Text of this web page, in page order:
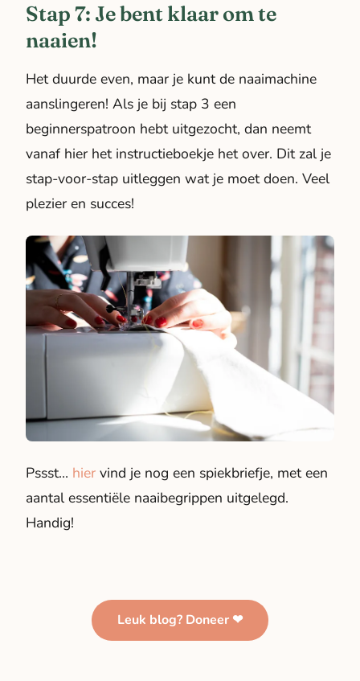
Stap 7: Je bent klaar om te
naaien!
Het duurde even, maar je kunt de naaimachine
aanslingeren! Als je bij stap 3 een
beginnerspatroon hebt uitgezocht, dan neemt
vanaf hier het instructieboekje het over. Dit zal je
stap-voor-stap uitleggen wat je moet doen. Veel
plezier en succes!
Pssst… hier vind je nog een spiekbriefje, met een
aantal essentiële naaibegrippen uitgelegd.
Handig!
Leuk blog? Doneer ❤